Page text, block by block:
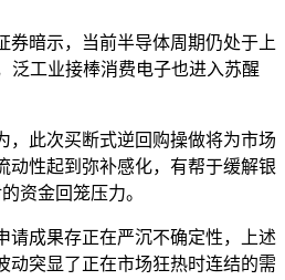
暗示，当前半导体周期仍处于上
泛工业接棒消费电子也进入苏醒
此次买断式逆回购操做将为市场
动性起到弥补感化，有帮于缓解银
资金回笼压力。
成果存正在严沉不确定性，上述
动突显了正在市场狂热时连结的需